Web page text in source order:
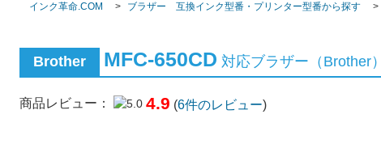
インク革命.COM ブラザー 互換インク型番・プリンター型番から探す
Brother MFC-650CD 対応ブラザー（Brother
商品レビュー： 4.9 (6件のレビュー)